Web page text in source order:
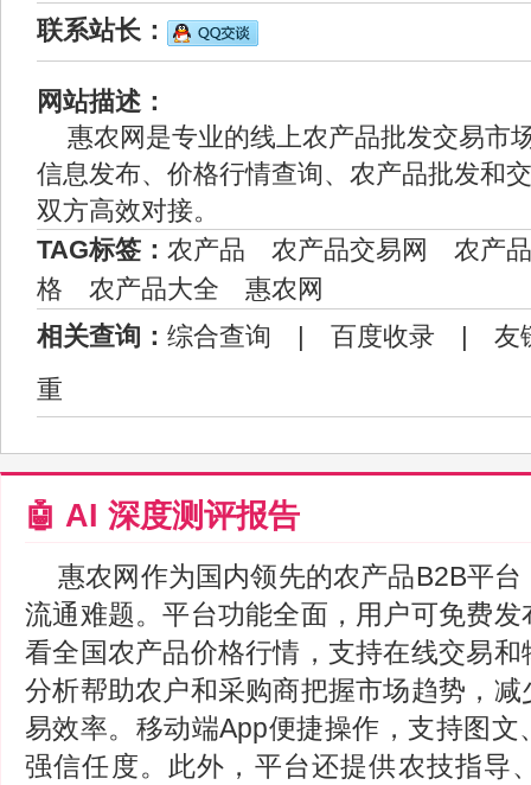
联系站长：
网站描述：
惠农网是专业的线上农产品批发交易市
信息发布、价格行情查询、农产品批发和
双方高效对接。
TAG标签： 农产品 农产品交易网
农产
格
农产品大全
惠农网
相关查询： 综合查询 | 百度收录 | 友
重
🤖 AI 深度测评报告
惠农网作为国内领先的农产品B2B平
流通难题。平台功能全面，用户可免费
看全国农产品价格行情，支持在线交易
分析帮助农户和采购商把握市场趋势，
易效率。移动端App便捷操作，支持图文
强信任度。此外，平台还提供农技指导